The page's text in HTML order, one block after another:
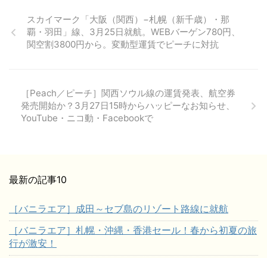
スカイマーク「大阪（関西）−札幌（新千歳）・那
覇・羽田」線、3月25日就航。WEBバーゲン780円、
関空割3800円から。変動型運賃でピーチに対抗
［Peach／ピーチ］関西ソウル線の運賃発表、航空券
発売開始か？3月27日15時からハッピーなお知らせ、
YouTube・ニコ動・Facebookで
最新の記事10
［バニラエア］成田～セブ島のリゾート路線に就航
［バニラエア］札幌・沖縄・香港セール！春から初夏の旅
行が激安！